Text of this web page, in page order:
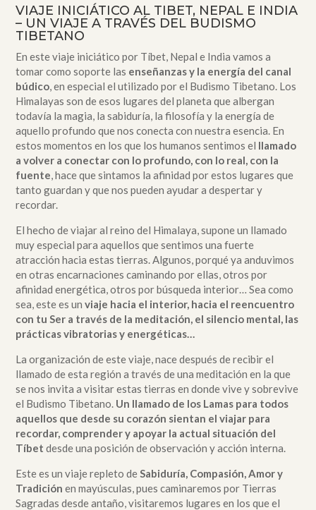
VIAJE INICIÁTICO AL TIBET, NEPAL E INDIA
– UN VIAJE A TRAVÉS DEL BUDISMO
TIBETANO
En este viaje iniciático por Tíbet, Nepal e India vamos a
tomar como soporte las enseñanzas y la energía del canal
búdico, en especial el utilizado por el Budismo Tibetano. Los
Himalayas son de esos lugares del planeta que albergan
todavía la magia, la sabiduría, la filosofía y la energía de
aquello profundo que nos conecta con nuestra esencia. En
estos momentos en los que los humanos sentimos el llamado
a volver a conectar con lo profundo, con lo real, con la
fuente, hace que sintamos la afinidad por estos lugares que
tanto guardan y que nos pueden ayudar a despertar y
recordar.
El hecho de viajar al reino del Himalaya, supone un llamado
muy especial para aquellos que sentimos una fuerte
atracción hacia estas tierras. Algunos, porqué ya anduvimos
en otras encarnaciones caminando por ellas, otros por
afinidad energética, otros por búsqueda interior… Sea como
sea, este es unviaje hacia el interior, hacia el reencuentro
con tu Ser a través de la meditación, el silencio mental, las
prácticas vibratorias y energéticas…
La organización de este viaje, nace después de recibir el
llamado de esta región a través de una meditación en la que
se nos invita a visitar estas tierras en donde vive y sobrevive
el Budismo Tibetano. Un llamado de los Lamas para todos
aquellos que desde su corazón sientan el viajar para
recordar, comprender y apoyar la actual situación del
Tíbet desde una posición de observación y acción interna.
Este es un viaje repleto deSabiduría, Compasión, Amor y
Tradición en mayúsculas, pues caminaremos por Tierras
Sagradas desde antaño, visitaremos lugares en los que el